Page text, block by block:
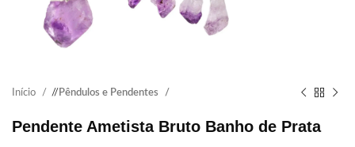
Início / Pêndulos e Pendentes
Pendente Ametista Bruto Banho de Prata